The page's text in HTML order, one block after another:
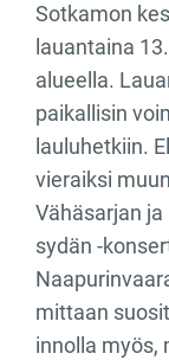
Sotkamon
lauantaina
alueella.
paikallisin
lauluhetkiin.
vieraiksi
Vähäsarjan
sydän -
mittaan
innolla myös,